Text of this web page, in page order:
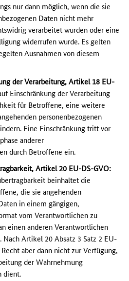
nur dann möglich, wenn die sie
Daten nicht mehr
verarbeitet wurden oder eine
widerrufen wurde. Es gelten
Ausnahmen von diesem
der Verarbeitung, Artikel 18 EU-
Einschränkung der Verarbeitung
für Betroffene, eine weitere
personenbezogenen
Eine Einschränkung tritt vor
anderer
durch Betroffene ein.
Artikel 20 EU-DS-GVO:
beinhaltet die
die sie angehenden
in einem gängigen,
vom Verantwortlichen zu
einen anderen Verantwortlichen
Nach Artikel 20 Absatz 3 Satz 2 EU-
aber dann nicht zur Verfügung,
der Wahrnehmung
dient.